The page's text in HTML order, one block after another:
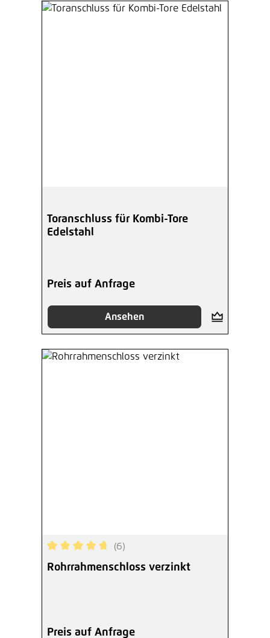
Toranschluss für Kombi-Tore
Edelstahl
Preis auf Anfrage
Ansehen
Durchschnittliche Bewertung von 4.67 von 5
(6)
Rohrrahmenschloss verzinkt
Preis auf Anfrage